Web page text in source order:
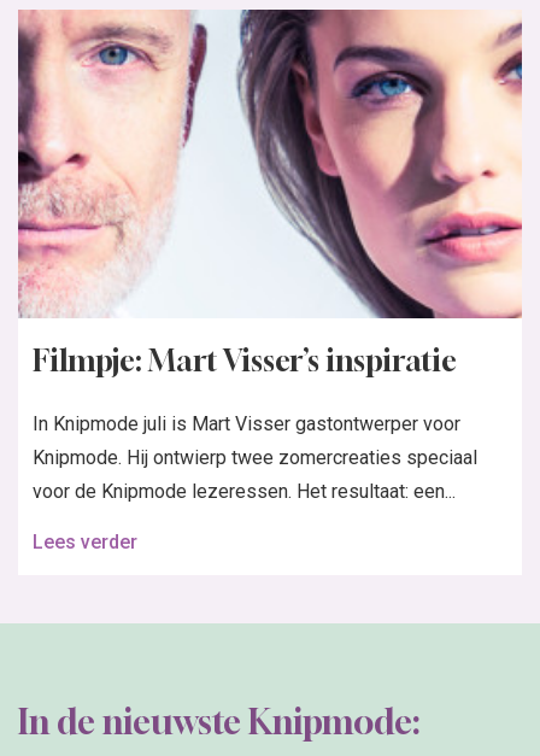
Filmpje: Mart Visser’s inspiratie
In Knipmode juli is Mart Visser gastontwerper voor
Knipmode. Hij ontwierp twee zomercreaties speciaal
voor de Knipmode lezeressen. Het resultaat: een...
Lees verder
In de nieuwste Knipmode: